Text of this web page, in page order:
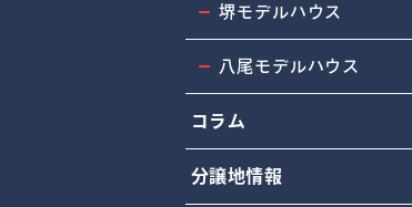
堺モデルハウス
八尾モデルハウス
コラム
分譲地情報